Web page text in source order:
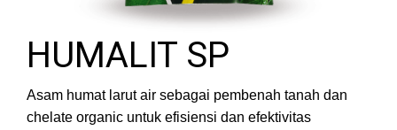
HUMALIT SP
Asam humat larut air sebagai pembenah tanah dan
chelate organic untuk efisiensi dan efektivitas